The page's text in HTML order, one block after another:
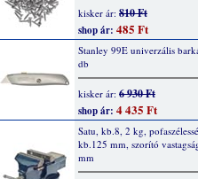
kisker ár: 810 Ft
shop ár: 485 Ft
Stanley 99E univerzális
db
kisker ár: 6 930 Ft
shop ár: 4 435 Ft
Satu, kb.8, 2 kg,
kb.125 mm, szorító
mm